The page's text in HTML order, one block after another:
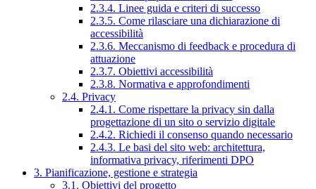
2.3.4. Linee guida e criteri di successo
2.3.5. Come rilasciare una dichiarazione di
accessibilità
2.3.6. Meccanismo di feedback e procedura di
attuazione
2.3.7. Obiettivi accessibilità
2.3.8. Normativa e approfondimenti
2.4. Privacy
2.4.1. Come rispettare la privacy sin dalla
progettazione di un sito o servizio digitale
2.4.2. Richiedi il consenso quando necessario
2.4.3. Le basi del sito web: architettura,
informativa privacy, riferimenti DPO
3. Pianificazione, gestione e strategia
3.1. Obiettivi del progetto